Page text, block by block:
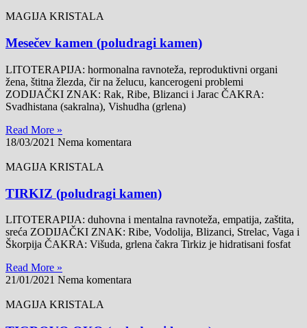
MAGIJA KRISTALA
Mesečev kamen (poludragi kamen)
LITOTERAPIJA: hormonalna ravnoteža, reproduktivni organi
žena, štitna žlezda, čir na želucu, kancerogeni problemi
ZODIJAČKI ZNAK: Rak, Ribe, Blizanci i Jarac ČAKRA:
Svadhistana (sakralna), Vishudha (grlena)
Read More »
18/03/2021 Nema komentara
MAGIJA KRISTALA
TIRKIZ (poludragi kamen)
LITOTERAPIJA: duhovna i mentalna ravnoteža, empatija, zaštita,
sreća ZODIJAČKI ZNAK: Ribe, Vodolija, Blizanci, Strelac, Vaga i
Škorpija ČAKRA: Višuda, grlena čakra Tirkiz je hidratisani fosfat
Read More »
21/01/2021 Nema komentara
MAGIJA KRISTALA